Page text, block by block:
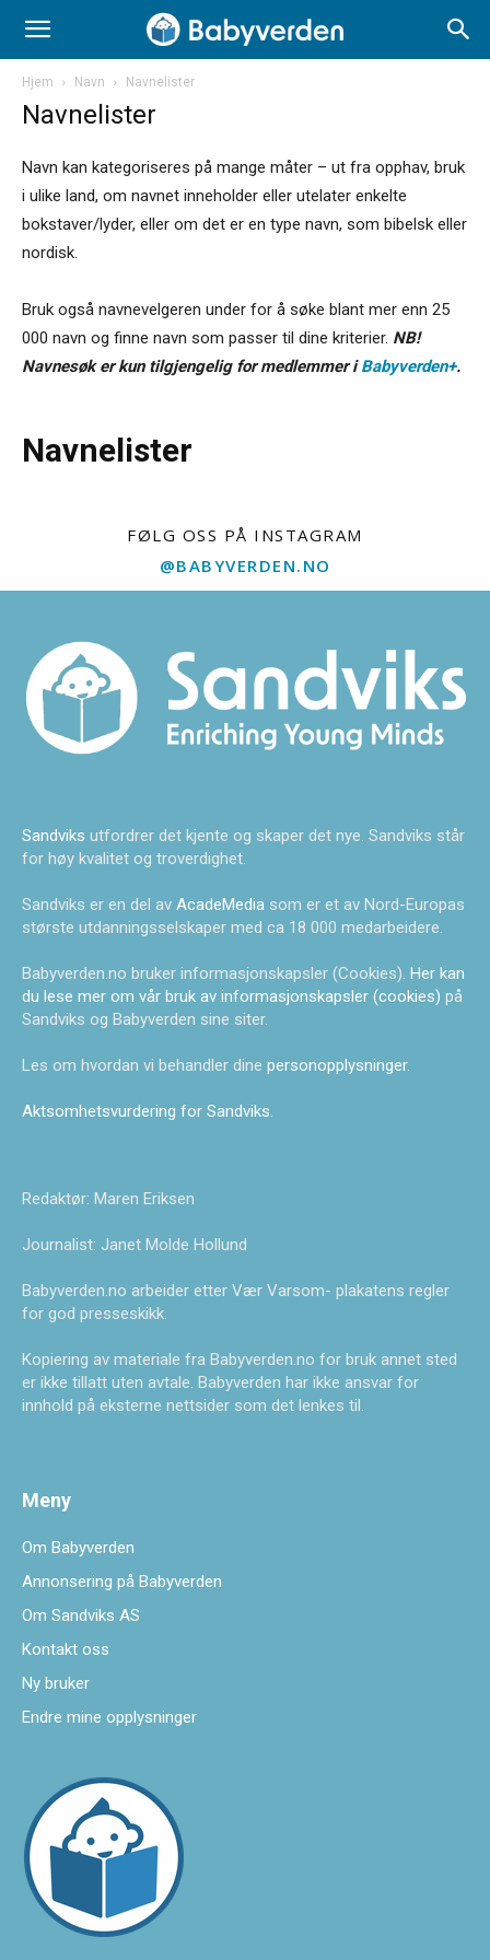
Hjem Navn Navnelister
Navnelister
Navn kan kategoriseres på mange måter – ut fra opphav, bruk
i ulike land, om navnet inneholder eller utelater enkelte
bokstaver/lyder, eller om det er en type navn, som bibelsk eller
nordisk.
Bruk også navnevelgeren under for å søke blant mer enn 25
000 navn og finne navn som passer til dine kriterier. NB!
Navnesøk er kun tilgjengelig for medlemmer iBabyverden+.
Navnelister
FØLG OSS PÅ INSTAGRAM
@BABYVERDEN.NO
Sandviks utfordrer det kjente og skaper det nye. Sandviks står
for høy kvalitet og troverdighet.
Sandviks er en del av AcadeMedia som er et av Nord-Europas
største utdanningsselskaper med ca 18 000 medarbeidere.
Babyverden.no bruker informasjonskapsler (Cookies). Her kan
du lese mer om vår bruk av informasjonskapsler (cookies) på
Sandviks og Babyverden sine siter.
Les om hvordan vi behandler dine personopplysninger.
Aktsomhetsvurdering for Sandviks
Redaktør: Maren Eriksen
Journalist: Janet Molde Hollund
Babyverden.no arbeider etter Vær Varsom- plakatens regler
for god presseskikk.
Kopiering av materiale fra Babyverden.no for bruk annet sted
er ikke tillatt uten avtale. Babyverden har ikke ansvar for
innhold på eksterne nettsider som det lenkes til.
Meny
Om Babyverden
Annonsering på Babyverden
Om Sandviks AS
Kontakt oss
Ny bruker
Endre mine opplysninger